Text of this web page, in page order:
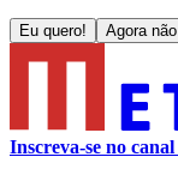
Eu quero! Agora não
Inscreva-se no canal